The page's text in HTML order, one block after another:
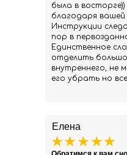
Елена
была в
благодаря вашей
Инструкции
пор в
Единственное
отделить
внутреннего, не
его убрать но